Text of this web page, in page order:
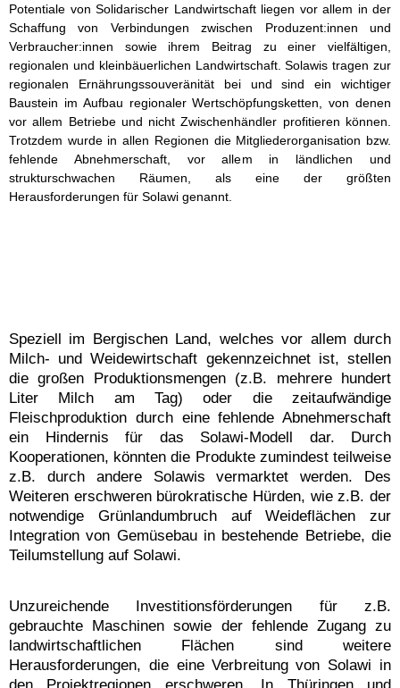
Potentiale von Solidarischer Landwirtschaft liegen vor allem in der
Schaffung von Verbindungen zwischen Produzent:innen und
Verbraucher:innen sowie ihrem Beitrag zu einer vielfältigen,
regionalen und kleinbäuerlichen Landwirtschaft. Solawis tragen zur
regionalen Ernährungssouveränität bei und sind ein wichtiger
Baustein im Aufbau regionaler Wertschöpfungsketten, von denen
vor allem Betriebe und nicht Zwischenhändler profitieren können.
Trotzdem wurde in allen Regionen die Mitgliederorganisation bzw.
fehlende Abnehmerschaft, vor allem in ländlichen und
strukturschwachen Räumen, als eine der größten
Herausforderungen für Solawi genannt.
Speziell im Bergischen Land, welches vor allem durch
Milch- und Weidewirtschaft gekennzeichnet ist, stellen
die großen Produktionsmengen (z.B. mehrere hundert
Liter Milch am Tag) oder die zeitaufwändige
Fleischproduktion durch eine fehlende Abnehmerschaft
ein Hindernis für das Solawi-Modell dar. Durch
Kooperationen, könnten die Produkte zumindest teilweise
z.B. durch andere Solawis vermarktet werden. Des
Weiteren erschweren bürokratische Hürden, wie z.B. der
notwendige Grünlandumbruch auf Weideflächen zur
Integration von Gemüsebau in bestehende Betriebe, die
Teilumstellung auf Solawi.
Unzureichende Investitionsförderungen für z.B.
gebrauchte Maschinen sowie der fehlende Zugang zu
landwirtschaftlichen Flächen sind weitere
Herausforderungen, die eine Verbreitung von Solawi in
den Projektregionen erschweren. In Thüringen und